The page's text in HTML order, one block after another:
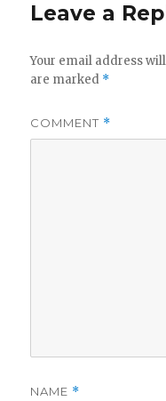
Leave a
Your email address
are marked *
COMMENT *
NAME *